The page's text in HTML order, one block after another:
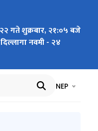
गते शुक्रबार, २१:०५ बजे
नवमी - २४
भाषा चयन
NEP